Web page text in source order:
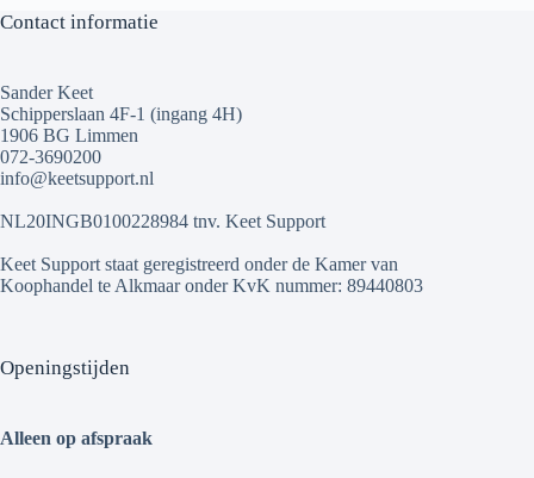
Contact informatie
Sander Keet
Schipperslaan 4F-1 (ingang 4H)
1906 BG Limmen
072-3690200
info@keetsupport.nl
NL20INGB0100228984 tnv. Keet Support
Keet Support staat geregistreerd onder de Kamer van
Koophandel te Alkmaar onder KvK nummer: 89440803
Openingstijden
Alleen op afspraak